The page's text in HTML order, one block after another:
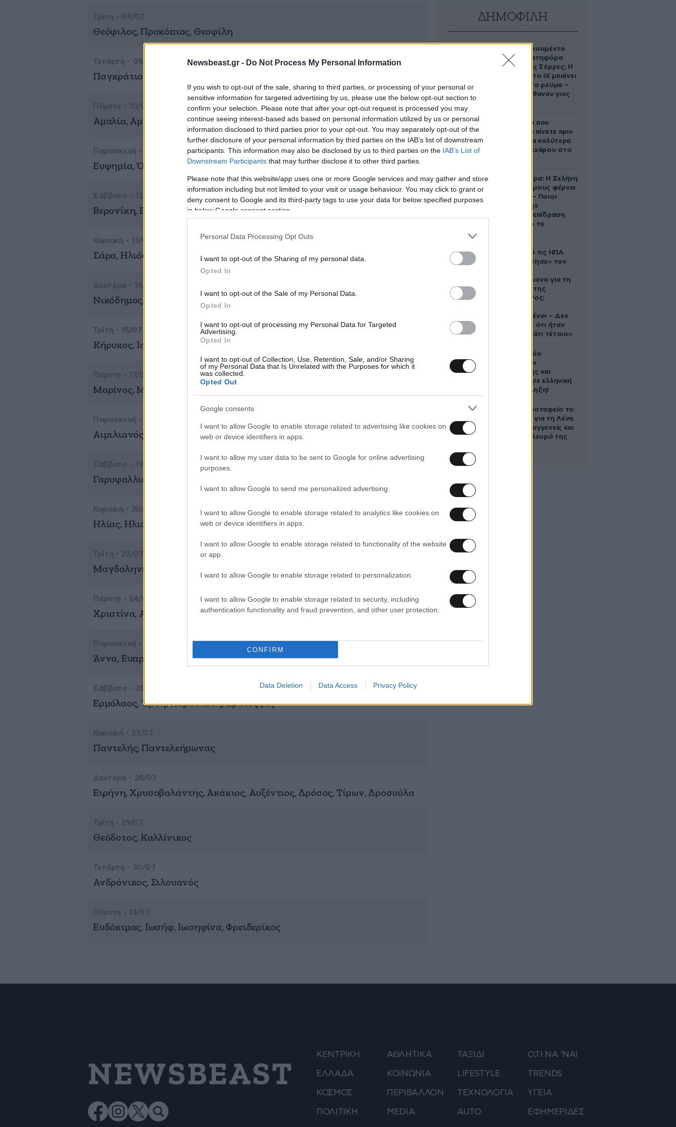
Newsbeast.gr - Do Not Process My Personal Information
If you wish to opt-out of the sale, sharing to third parties, or processing of your personal or
sensitive information for targeted advertising by us, please use the below opt-out section to
confirm your selection. Please note that after your opt-out request is processed you may
continue seeing interest-based ads based on personal information utilized by us or personal
information disclosed to third parties prior to your opt-out. You may separately opt-out of the
further disclosure of your personal information by third parties on the IAB’s list of downstream
participants. This information may also be disclosed by us to third parties on the IAB’s List of
Downstream Participants that may further disclose it to other third parties.
Please note that this website/app uses one or more Google services and may gather and store
information including but not limited to your visit or usage behaviour. You may click to grant or
deny consent to Google and its third-party tags to use your data for below specified purposes
in below Google consent section.
Personal Data Processing Opt Outs
I want to opt-out of the Sharing of my personal data.
Opted In
I want to opt-out of the Sale of my Personal Data.
Opted In
I want to opt-out of processing my Personal Data for Targeted
Advertising.
Opted In
I want to opt-out of Collection, Use, Retention, Sale, and/or Sharing
of my Personal Data that Is Unrelated with the Purposes for which it
was collected.
Opted Out
Google consents
I want to allow Google to enable storage related to advertising like cookies on
web or device identifiers in apps.
I want to allow my user data to be sent to Google for online advertising
purposes.
I want to allow Google to send me personalized advertising.
I want to allow Google to enable storage related to analytics like cookies on
web or device identifiers in apps.
I want to allow Google to enable storage related to functionality of the website
or app.
I want to allow Google to enable storage related to personalization.
I want to allow Google to enable storage related to security, including
authentication functionality and fraud prevention, and other user protection.
CONFIRM
Data Deletion Data Access Privacy Policy
Θεόφιλος, Προκόπιος, Θεοφίλη
Τετάρτη - 09/07
Παγκράτιος, Παγκρατία
Αμαλία, Αμελί
Παρασκευή - 11/07
Ευφημία, Όλγα
Βερονίκη, Βερενίκη, Παΐσιος
Κυριακή - 13/07
Σάρα, Ηλιόφωτος
Νικόδημος, Ακύλας
Τρίτη - 15/07
Κήρυκος, Ιουλίττα, Βλαδίμηρος
Μαρίνος, Μαρίνα, Αλίκη
Παρασκευή - 18/07
Αιμιλιανός, Αιμιλιανή
Γαρυφαλλιά, Δίας, Μακρίνα
Κυριακή - 20/07
Ηλίας, Ηλιάνα
Μαγδαληνή, Μαρκέλλα, Μαριλένα, Μενέλαος
Πέμπτη - 24/07
Χριστίνα, Αθηναγόρας
Άννα, Ευπραξία, Ολυμπία, Φεβρωνία
Σάββατο - 26/07
Ερμόλαος, Έρση, Παρασκευή, Ωραιοζήλη
Παντελής, Παντελεήμωνας
Δευτέρα - 28/07
Ειρήνη, Χρυσοβαλάντης, Ακάκιος, Αυξέντιος, Δρόσος, Τίμων, Δροσούλα
Θεόδοτος, Καλλίνικος
Τετάρτη - 30/07
Ανδρόνικος, Σιλουανός
Ευδόκιμος, Ιωσήφ, Ιωσηφίνα, Φρειδερίκος
ΔΗΜΟΦΙΛΗ
Βίντεο-ντοκουμέντο
από το θανατηφόρο
τροχαίο στις Σέρρες: Η
στιγμή που το ΙΧ μπαίνει
στο αντίθετο ρεύμα –
Ακαριαία πέθαναν γιος
5 ροφήματα που
μπορείτε να πίνετε πριν
τον ύπνο για καλύτερα
επίπεδα σακχάρου στο
Ζώδια σήμερα: Η Σελήνη
στους Διδύμους φέρνει
ανατροπές – Ποιοι
δέχονται την
ευεργετική επίδραση
του Δία από το
Ζευγάρι από τις ΗΠΑ
που «υιοθέτησε» τον
κατηγορούμενο για τη
δολοφονία της
Ελίζαμπεθ Ρος:
συντετριμμένοι – Δεν
έδειξε ποτέ ότι ήταν
ικανός για κάτι τέτοιο»
Ακυρώνει δύο
συμβόλαια ο
Λαρεντζάκης και
υπογράφει σε ελληνική
ομάδα-έκπληξη!
Στο Α’ Νεκροταφείο το
μνημόσυνο για τη Λένα
Σαμαρά – Συγγενείς και
φίλοι στο πλευρό της
οικογένειας
NEWSBEAST
ΚΕΝΤΡΙΚΗ
ΕΛΛΑΔΑ
ΚΟΣΜΟΣ
ΠΟΛΙΤΙΚΗ
ΑΘΛΗΤΙΚΑ
ΚΟΙΝΩΝΙΑ
ΠΕΡΙΒΑΛΛΟΝ
MEDIA
ΤΑΞΙΔΙ
LIFESTYLE
ΤΕΧΝΟΛΟΓΙΑ
AUTO
Ο,ΤΙ ΝΑ 'ΝΑΙ
TRENDS
ΥΓΕΙΑ
ΕΦΗΜΕΡΙΔΕΣ